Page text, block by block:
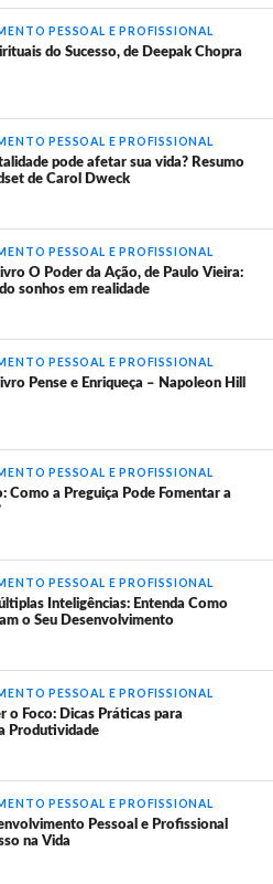
PESSOAL E PROFISSIONAL
do Sucesso, de Deepak Chopra
PESSOAL E PROFISSIONAL
pode afetar sua vida? Resumo
de Carol Dweck
PESSOAL E PROFISSIONAL
O Poder da Ação, de Paulo Vieira:
sonhos em realidade
PESSOAL E PROFISSIONAL
Pense e Enriqueça – Napoleon Hill
PESSOAL E PROFISSIONAL
Como a Preguiça Pode Fomentar a
PESSOAL E PROFISSIONAL
Inteligências: Entenda Como
o Seu Desenvolvimento
PESSOAL E PROFISSIONAL
o Foco: Dicas Práticas para
Produtividade
PESSOAL E PROFISSIONAL
Pessoal e Profissional
na Vida